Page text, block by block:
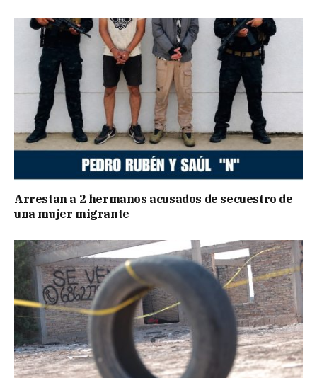
Arrestan a 2 hermanos acusados de secuestro de
una mujer migrante